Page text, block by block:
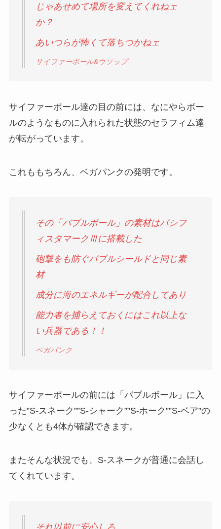
じゃあせめて場所を変えてくれねェ
か？
あいつらが怖くて落ちつかねェ
サイファーポール&ウソップ
サイファーポール達の目の前には、なにやらボー
ルのようなものに入れられた状態のセラフィム達
が転がっています。
これももちろん、ベガパンクの発明です。
その「バブルボール」の素材はパシフ
ィスタマークⅢに搭載した
砲撃をも防ぐバブルシールドと同じ素
材
成分に海のエネルギーが配合してあり
能力者を捕らえておくにはこれ以上な
い兵器である！！
ベガパンク
サイファーポールの前には「バブルボール」に入
った”S-スネーク””S-シャーク””S-ホーク””S-ベア”の
少なくとも4体が確認できます。
またそんな状況でも、S-スネークが普通に会話し
てくれています。
それ以前に安心しろ…